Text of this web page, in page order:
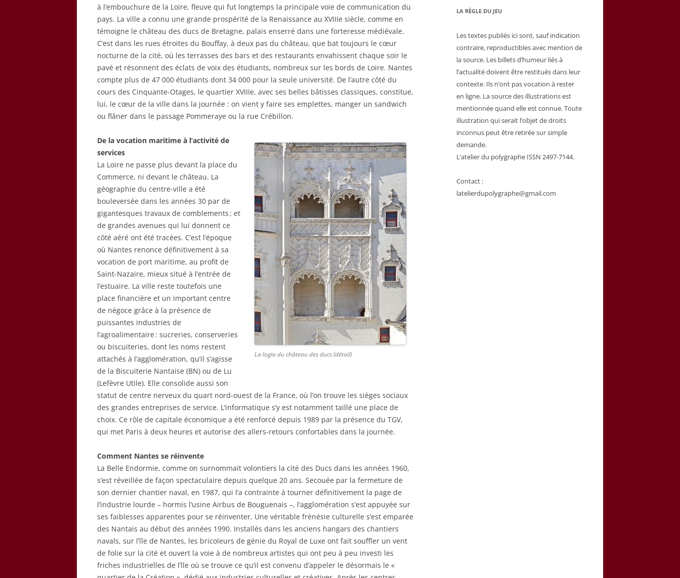
à l’embouchure de la Loire, fleuve qui fut longtemps la principale voie de communication du
pays. La ville a connu une grande prospérité de la Renaissance au XVIIIe siècle, comme en
témoigne le château des ducs de Bretagne, palais enserré dans une forteresse médiévale.
C’est dans les rues étroites du Bouffay, à deux pas du château, que bat toujours le cœur
nocturne de la cité, où les terrasses des bars et des restaurants envahissent chaque soir le
pavé et résonnent des éclats de voix des étudiants, nombreux sur les bords de Loire. Nantes
compte plus de 47 000 étudiants dont 34 000 pour la seule université. De l’autre côté du
cours des Cinquante-Otages, le quartier XVIIIe, avec ses belles bâtisses classiques, constitue,
lui, le cœur de la ville dans la journée : on vient y faire ses emplettes, manger un sandwich
ou flâner dans le passage Pommeraye ou la rue Crébillon.
La logia du château des ducs (détail)
De la vocation maritime à l’activité de
services
La Loire ne passe plus devant la place du
Commerce, ni devant le château. La
géographie du centre-ville a été
bouleversée dans les années 30 par de
gigantesques travaux de comblements ; et
de grandes avenues qui lui donnent ce
côté aéré ont été tracées. C’est l’époque
où Nantes renonce définitivement à sa
vocation de port maritime, au profit de
Saint-Nazaire, mieux situé à l’entrée de
l’estuaire. La ville reste toutefois une
place financière et un important centre
de négoce grâce à la présence de
puissantes industries de
l’agroalimentaire : sucreries, conserveries
ou biscuiteries, dont les noms restent
attachés à l’agglomération, qu’il s’agisse
de la Biscuiterie Nantaise (BN) ou de Lu
(Lefèvre Utile). Elle consolide aussi son
statut de centre nerveux du quart nord-ouest de la France, où l’on trouve les sièges sociaux
des grandes entreprises de service. L’informatique s’y est notamment taillé une place de
choix. Ce rôle de capitale économique a été renforcé depuis 1989 par la présence du TGV,
qui met Paris à deux heures et autorise des allers-retours confortables dans la journée.
Comment Nantes se réinvente
La Belle Endormie, comme on surnommait volontiers la cité des Ducs dans les années 1960,
s’est réveillée de façon spectaculaire depuis quelque 20 ans. Secouée par la fermeture de
son dernier chantier naval, en 1987, qui l’a contrainte à tourner définitivement la page de
l’industrie lourde – hormis l’usine Airbus de Bouguenais –, l’agglomération s’est appuyée sur
ses faiblesses apparentes pour se réinventer. Une véritable frénésie culturelle s’est emparée
des Nantais au début des années 1990. Installés dans les anciens hangars des chantiers
navals, sur l’île de Nantes, les bricoleurs de génie du Royal de Luxe ont fait souffler un vent
de folie sur la cité et ouvert la voie à de nombreux artistes qui ont peu à peu investi les
friches industrielles de l’île où se trouve ce qu’il est convenu d’appeler le désormais le «
LA RÈGLE DU JEU
Les textes publiés ici sont, sauf indication
contraire, reproductibles avec mention de
la source. Les billets d’humeur liés à
l’actualité doivent être restitués dans leur
contexte. Ils n’ont pas vocation à rester
en ligne. La source des illustrations est
mentionnée quand elle est connue. Toute
illustration qui serait l’objet de droits
inconnus peut être retirée sur simple
demande.
L’atelier du polygraphe ISSN 2497-7144.
Contact :
latelierdupolygraphe@gmail.com